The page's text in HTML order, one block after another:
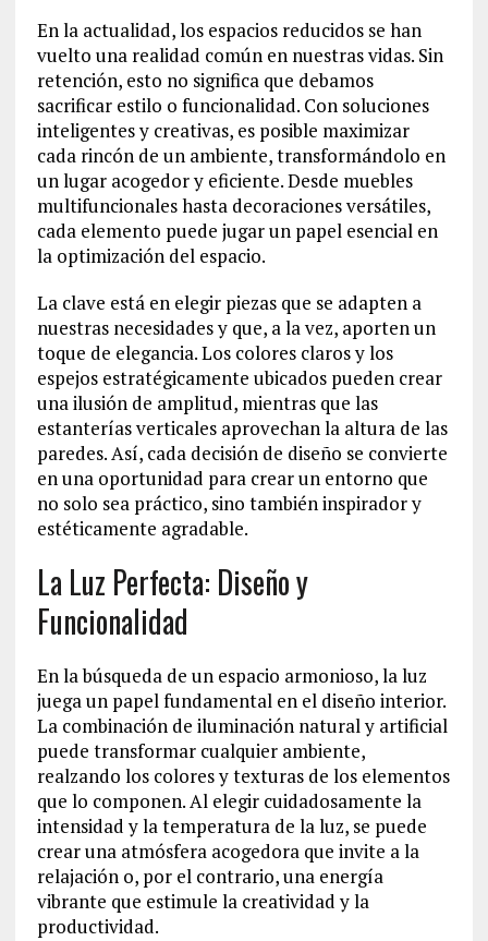
En la actualidad, los espacios reducidos se han
vuelto una realidad común en nuestras vidas. Sin
retención, esto no significa que debamos
sacrificar estilo o funcionalidad. Con soluciones
inteligentes y creativas, es posible maximizar
cada rincón de un ambiente, transformándolo en
un lugar acogedor y eficiente. Desde muebles
multifuncionales hasta decoraciones versátiles,
cada elemento puede jugar un papel esencial en
la optimización del espacio.
La clave está en elegir piezas que se adapten a
nuestras necesidades y que, a la vez, aporten un
toque de elegancia. Los colores claros y los
espejos estratégicamente ubicados pueden crear
una ilusión de amplitud, mientras que las
estanterías verticales aprovechan la altura de las
paredes. Así, cada decisión de diseño se convierte
en una oportunidad para crear un entorno que
no solo sea práctico, sino también inspirador y
estéticamente agradable.
La Luz Perfecta: Diseño y
Funcionalidad
En la búsqueda de un espacio armonioso, la luz
juega un papel fundamental en el diseño interior.
La combinación de iluminación natural y artificial
puede transformar cualquier ambiente,
realzando los colores y texturas de los elementos
que lo componen. Al elegir cuidadosamente la
intensidad y la temperatura de la luz, se puede
crear una atmósfera acogedora que invite a la
relajación o, por el contrario, una energía
vibrante que estimule la creatividad y la
productividad.